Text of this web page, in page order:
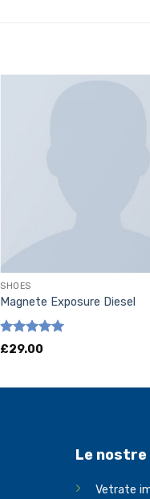
SHOES
Magnete Exposure Diesel
Valutato
£29.00
Le
Vetrate